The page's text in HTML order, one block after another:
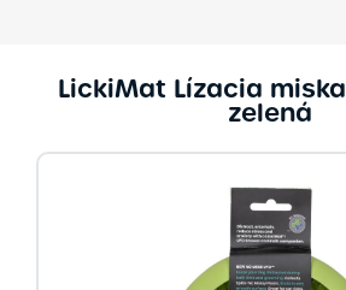
LickiMat Lízacia miska
zelená